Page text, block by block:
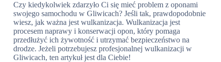
Czy kiedykolwiek zdarzyło Ci się mieć problem z oponami
swojego samochodu w Gliwicach? Jeśli tak, prawdopodobnie
wiesz, jak ważna jest wulkanizacja. Wulkanizacja jest
procesem naprawy i konserwacji opon, który pomaga
przedłużyć ich żywotność i utrzymać bezpieczeństwo na
drodze. Jeżeli potrzebujesz profesjonalnej wulkanizacji w
Gliwicach, ten artykuł jest dla Ciebie!